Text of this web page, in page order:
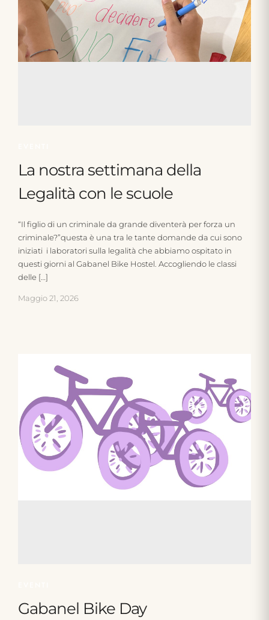
La nostra settimana della
Legalità con le scuole
“Il figlio di un criminale da grande diventerà per forza un
criminale?”questa è una tra le tante domande da cui sono
iniziati i laboratori sulla legalità che abbiamo ospitato in
questi giorni al Gabanel Bike Hostel. Accogliendo le classi
delle […]
Maggio 21, 2026
Gabanel Bike Day